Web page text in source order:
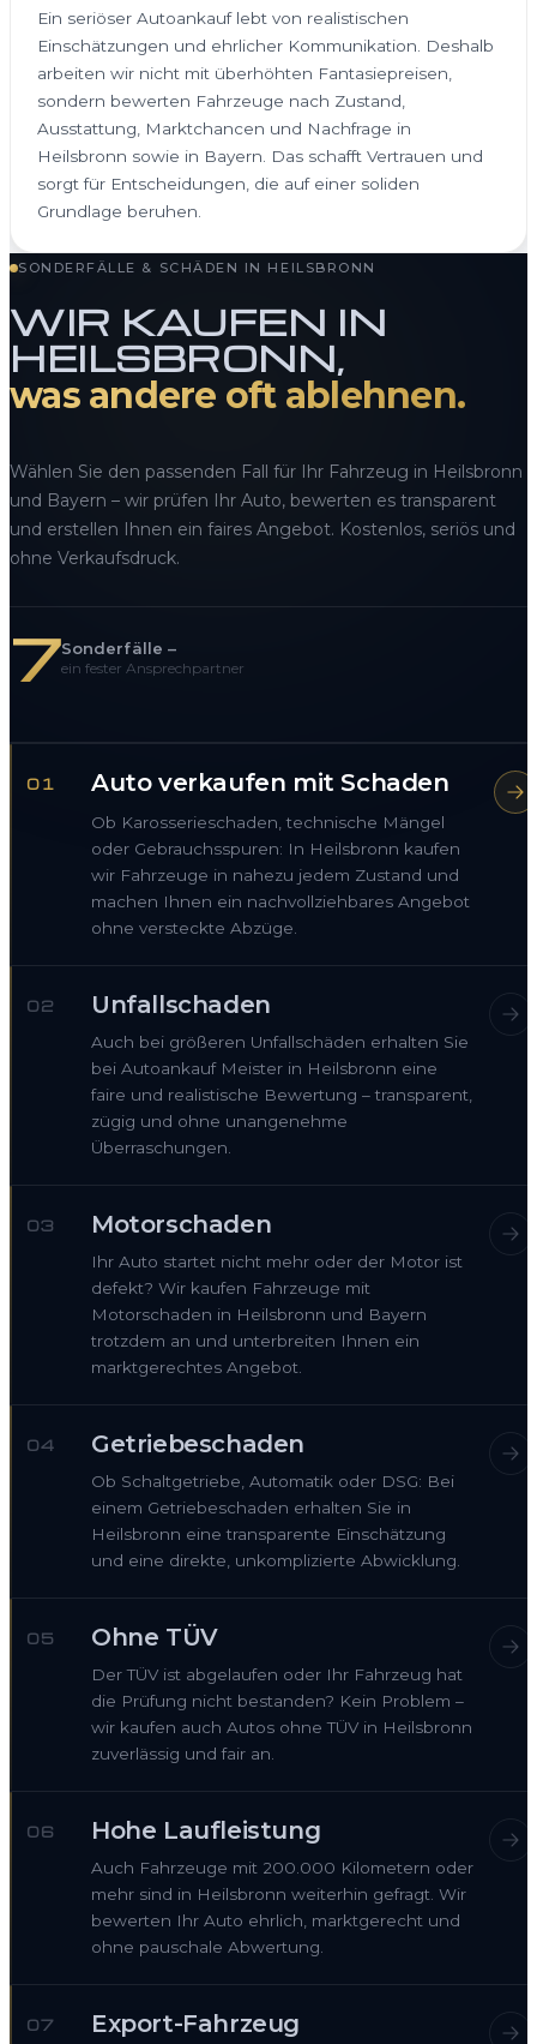
Ein seriöser Autoankauf lebt von realistischen
Einschätzungen und ehrlicher Kommunikation. Deshalb
arbeiten wir nicht mit überhöhten Fantasiepreisen,
sondern bewerten Fahrzeuge nach Zustand,
Ausstattung, Marktchancen und Nachfrage in
Heilsbronn sowie in Bayern. Das schafft Vertrauen und
sorgt für Entscheidungen, die auf einer soliden
Grundlage beruhen.
SONDERFÄLLE & SCHÄDEN IN HEILSBRONN
WIR KAUFEN IN
HEILSBRONN,
was andere oft ablehnen.
Wählen Sie den passenden Fall für Ihr Fahrzeug in Heilsbronn
und Bayern – wir prüfen Ihr Auto, bewerten es transparent
und erstellen Ihnen ein faires Angebot. Kostenlos, seriös und
ohne Verkaufsdruck.
7Sonderfälle –
ein fester Ansprechpartner
01 Auto verkaufen mit Schaden
Ob Karosserieschaden, technische Mängel
oder Gebrauchsspuren: In Heilsbronn kaufen
wir Fahrzeuge in nahezu jedem Zustand und
machen Ihnen ein nachvollziehbares Angebot
ohne versteckte Abzüge.
02 Unfallschaden
Auch bei größeren Unfallschäden erhalten Sie
bei Autoankauf Meister in Heilsbronn eine
faire und realistische Bewertung – transparent,
zügig und ohne unangenehme
Überraschungen.
03 Motorschaden
Ihr Auto startet nicht mehr oder der Motor ist
defekt? Wir kaufen Fahrzeuge mit
Motorschaden in Heilsbronn und Bayern
trotzdem an und unterbreiten Ihnen ein
marktgerechtes Angebot.
04 Getriebeschaden
Ob Schaltgetriebe, Automatik oder DSG: Bei
einem Getriebeschaden erhalten Sie in
Heilsbronn eine transparente Einschätzung
und eine direkte, unkomplizierte Abwicklung.
05 Ohne TÜV
Der TÜV ist abgelaufen oder Ihr Fahrzeug hat
die Prüfung nicht bestanden? Kein Problem –
wir kaufen auch Autos ohne TÜV in Heilsbronn
zuverlässig und fair an.
06 Hohe Laufleistung
Auch Fahrzeuge mit 200.000 Kilometern oder
mehr sind in Heilsbronn weiterhin gefragt. Wir
bewerten Ihr Auto ehrlich, marktgerecht und
ohne pauschale Abwertung.
07 Export-Fahrzeug